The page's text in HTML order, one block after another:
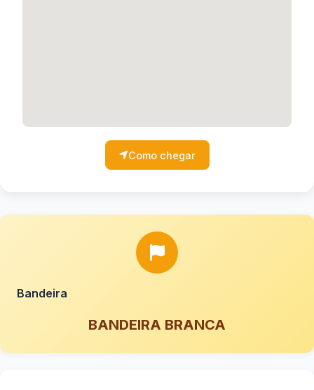
Como chegar
Bandeira
BANDEIRA BRANCA